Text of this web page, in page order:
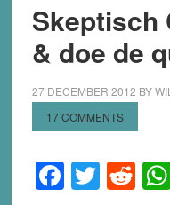
Skeptisch
& doe de
27 DECEMBER 2012 BY
17 COMMENTS